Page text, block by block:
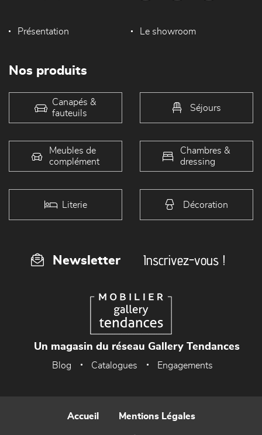
Présentation Le showroom
Nos produits
Canapés &
fauteuils
Séjours
Meubles de
complément
Chambres &
dressing
Literie Décoration
Newsletter Inscrivez-vous !
Un magasin du réseau Gallery Tendances
Blog Catalogues Engagements
Accueil Mentions Légales